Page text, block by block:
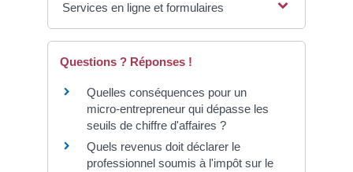
Services en ligne et formulaires
Questions ? Réponses !
Quelles conséquences pour un
micro-entrepreneur qui dépasse les
seuils de chiffre d'affaires ?
Quels revenus doit déclarer le
professionnel soumis à l'impôt sur le